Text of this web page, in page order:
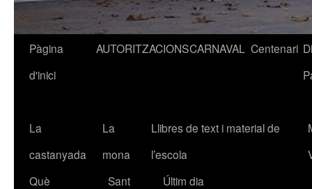
Vés
Pàgina
d'inici
AUTORITZACIONSCARNAVAL Centenari
La
castanyada
La
mona
Llibres de text i material de
l’escola
Què
Sant
Últim dia